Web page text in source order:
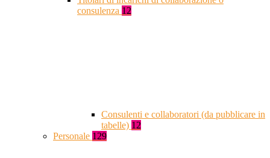
consulenza 12
Consulenti e collaboratori (da pubblicare in
tabelle) 12
Personale 129